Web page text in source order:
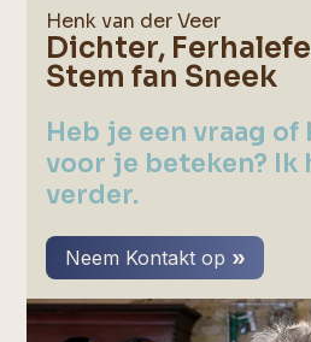
Henk van der Veer
Dichter,
Stem fan Sneek
Heb je een vraag of
voor je beteken? Ik
verder.
Neem Kontakt op